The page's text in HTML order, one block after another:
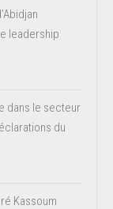
leadership
dans le secteur
du
Kassoum